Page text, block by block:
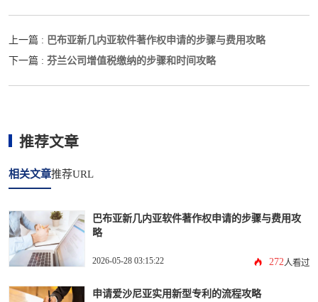
上一篇 : 巴布亚新几内亚软件著作权申请的步骤与费用攻略
下一篇 : 芬兰公司增值税缴纳的步骤和时间攻略
推荐文章
相关文章推荐URL
巴布亚新几内亚软件著作权申请的步骤与费用攻
略
2026-05-28 03:15:22 272 人看过
申请爱沙尼亚实用新型专利的流程攻略